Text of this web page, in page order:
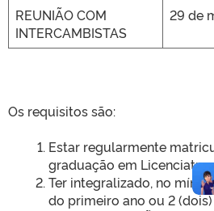
REUNIÃO COM
INTERCAMBISTAS
29 de
Os requisitos são:
Estar regularmente
graduação em
Ter integralizado, no
do primeiro ano ou 2